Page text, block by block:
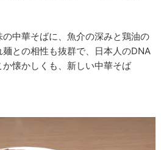
中華そばに、魚介の深みと鶏油の
との相性も抜群で、日本人のDNA
懐かしくも、新しい中華そば